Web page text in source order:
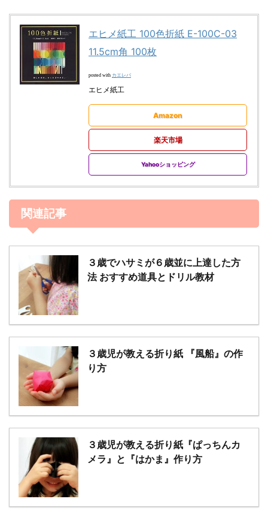
エヒメ紙工 100色折紙 E-100C-03
11.5cm角 100枚
posted with カエレバ
エヒメ紙工
Amazon
楽天市場
Yahooショッピング
関連記事
３歳でハサミが６歳並に上達した方
法 おすすめ道具とドリル教材
３歳児が教える折り紙 『風船』の作
り方
３歳児が教える折り紙『ぱっちんカ
メラ』と『はかま』作り方